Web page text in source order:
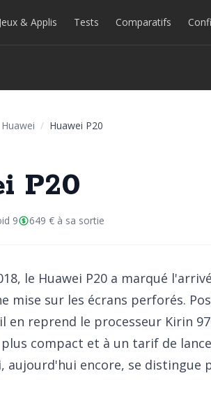
Jeux & Applis Tests Comparatifs
Huawei / Huawei P20
P20
9 649 € à sa sortie
le Huawei P20 a marqué
mise sur les écrans perforés.
en reprend le processeur Kirin
compact et à un tarif de
aujourd'hui encore, se